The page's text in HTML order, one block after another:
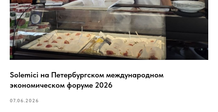
Solemici на Петербургском международном
экономическом форуме 2026
07.06.2026